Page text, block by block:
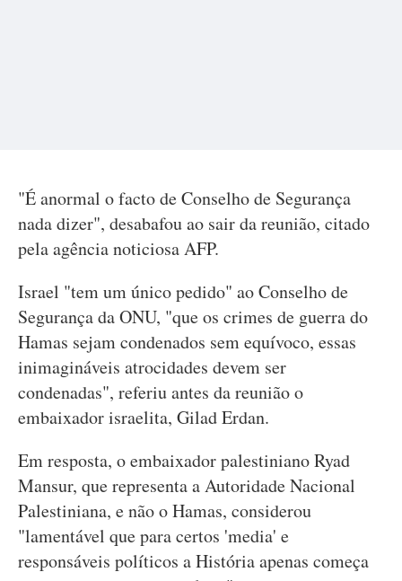
"É anormal o facto de Conselho de Segurança
nada dizer", desabafou ao sair da reunião, citado
pela agência noticiosa AFP.
Israel "tem um único pedido" ao Conselho de
Segurança da ONU, "que os crimes de guerra do
Hamas sejam condenados sem equívoco, essas
inimagináveis atrocidades devem ser
condenadas", referiu antes da reunião o
embaixador israelita, Gilad Erdan.
Em resposta, o embaixador palestiniano Ryad
Mansur, que representa a Autoridade Nacional
Palestiniana, e não o Hamas, considerou
"lamentável que para certos 'media' e
responsáveis políticos a História apenas começa